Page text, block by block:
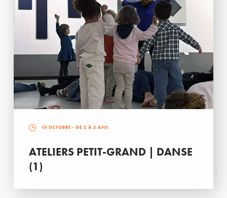
10 OCTOBRE - DE 2 À 3 ANS
ATELIERS PETIT-GRAND | DANSE
(1)